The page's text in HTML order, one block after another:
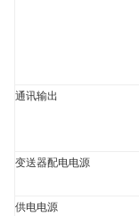
通讯输出
变送器配电电源
供电电源